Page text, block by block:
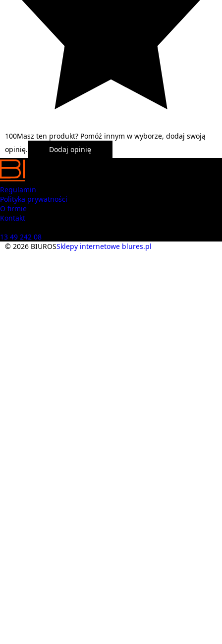
100Masz ten produkt? Pomóż innym w wyborze, dodaj swoją
opinię.
Dodaj opinię
Regulamin
Polityka prywatności
O firmie
Kontakt
13 49 242 08
© 2026 BIUROSSklepy internetowe blures.pl